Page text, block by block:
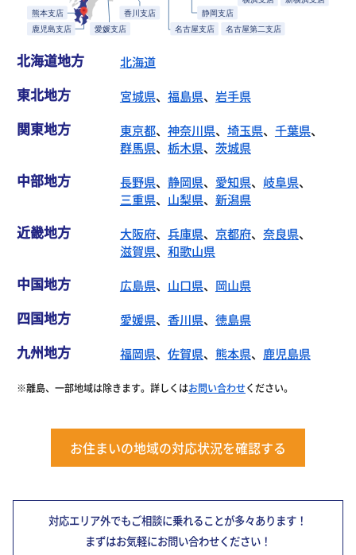
北海道地方 北海道
東北地方 宮城県、 福島県、 岩手県
関東地方 東京都、 神奈川県、 埼玉県、 千葉県、
群馬県、 栃木県、 茨城県
中部地方 長野県、 静岡県、 愛知県、 岐阜県、
三重県、 山梨県、 新潟県
近畿地方 大阪府、 兵庫県、 京都府、 奈良県、
滋賀県、 和歌山県
中国地方 広島県、 山口県、 岡山県
四国地方 愛媛県、 香川県、 徳島県
九州地方 福岡県、 佐賀県、 熊本県、 鹿児島県
※離島、一部地域は除きます。詳しくはお問い合わせください。
お住まいの地域の対応状況を確認する
対応エリア外でもご相談に乗れることが多々あります！
まずはお気軽にお問い合わせください！